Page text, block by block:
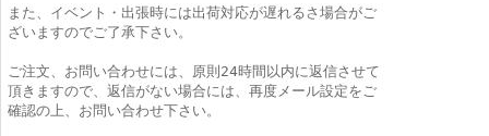
また、イベント・出張時には出荷対応が遅れるさ場合がご
ざいますのでご了承下さい。
ご注文、お問い合わせには、原則24時間以内に返信させて
頂きますので、返信がない場合には、再度メール設定をご
確認の上、お問い合わせ下さい。